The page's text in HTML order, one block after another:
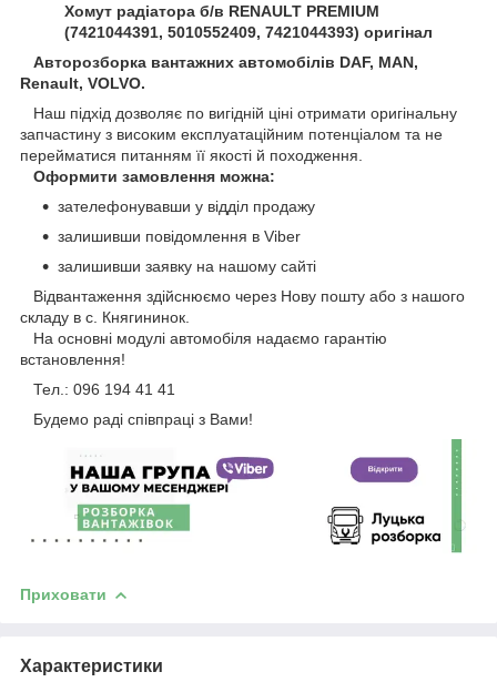
Хомут радіатора б/в RENAULT PREMIUM
(7421044391, 5010552409, 7421044393) оригінал
Авторозборка вантажних автомобілів DAF, MAN,
Renault, VOLVO.
Наш підхід дозволяє по вигідній ціні отримати оригінальну
запчастину з високим експлуатаційним потенціалом та не
перейматися питанням її якості й походження.
Оформити замовлення можна:
зателефонувавши у відділ продажу
залишивши повідомлення в Viber
залишивши заявку на нашому сайті
Відвантаження здійснюємо через Нову пошту або з нашого
складу в с. Княгининок.
На основні модулі автомобіля надаємо гарантію
встановлення!
Тел.: 096 194 41 41
Будемо раді співпраці з Вами!
Приховати
Характеристики